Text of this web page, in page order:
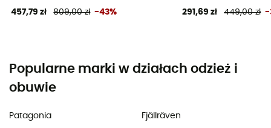
457,79 zł 809,00 zł -43% 291,69 zł 449,00 zł -
Popularne marki w działach odzież i
obuwie
Patagonia
Fjällräven